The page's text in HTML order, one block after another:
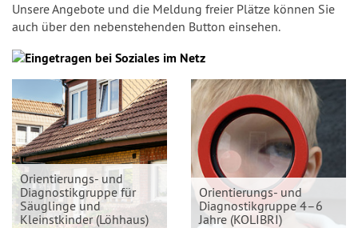
Unsere Angebote und die Meldung freier Plätze können Sie
auch über den nebenstehenden Button einsehen.
Orientierungs- und
Diagnostikgruppe für
Säuglinge und
Kleinstkinder (Löhhaus)
Orientierungs- und
Diagnostikgruppe 4–6
Jahre (KOLIBRI)